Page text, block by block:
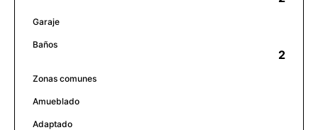
Garaje
Baños
2
Zonas comunes
Amueblado
Adaptado